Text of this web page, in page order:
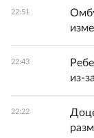
22:51
22:43
из-
22:22